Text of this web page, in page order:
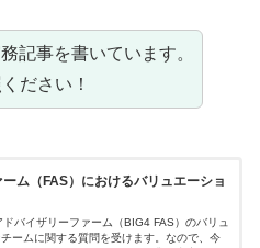
記事を書いています。
ださい！
ム（FAS）におけるバリュエーショ
バイザリーファーム（BIG4 FAS）のバリュ
ームに関する質問を受けます。なので、今